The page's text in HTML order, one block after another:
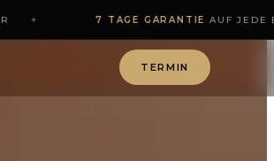
✦ 7 TAGE GARANTIE·AUF JEDE
TERMIN